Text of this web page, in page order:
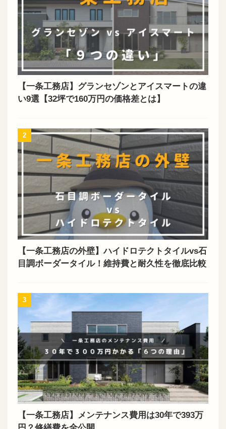
【一条工務店】グランセゾンとアイスマートの違
い9選【32坪で160万円の価格差とは】
2
【一条工務店の外壁】ハイドロテクトタイルvs石
目調ボーダータイル！維持費と耐久性を徹底比較
3
【一条工務店】メンテナンス費用は30年で393万